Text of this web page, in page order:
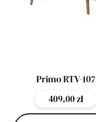
Primo RTV-107
409,00zł